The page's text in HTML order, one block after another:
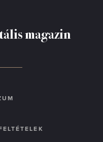
magazin